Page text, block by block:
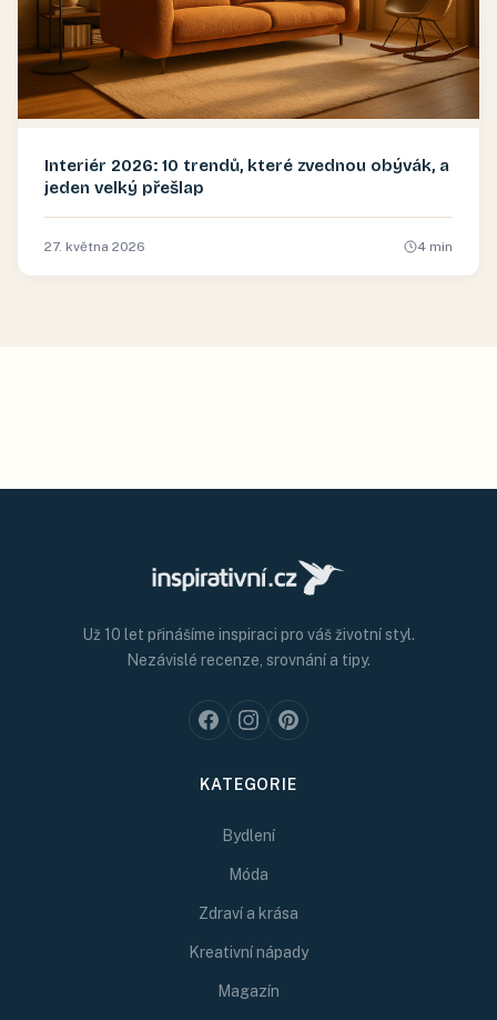
Interiér 2026: 10 trendů, které zvednou obývák, a
jeden velký přešlap
27. května 2026 4 min
Už 10 let přinášíme inspiraci pro váš životní styl.
Nezávislé recenze, srovnání a tipy.
KATEGORIE
Bydlení
Móda
Zdraví a krása
Kreativní nápady
Magazín